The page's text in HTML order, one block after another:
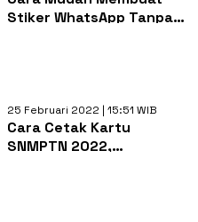
Stiker WhatsApp Tanpa
25 Februari 2022 | 15:51 WIB
Cara Cetak Kartu
SNMPTN 2022,